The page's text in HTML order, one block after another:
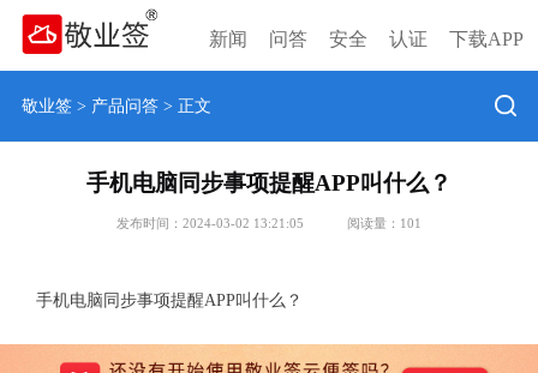
新闻 问答 安全 认证 下载APP
敬业签> 产品问答> 正文
手机电脑同步事项提醒APP叫什么？
发布时间：2024-03-02 13:21:05 阅读量： 101
手机电脑同步事项提醒APP叫什么？